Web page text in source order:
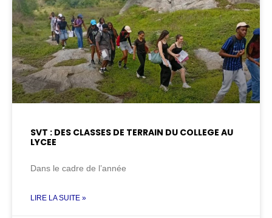
SVT : DES CLASSES DE TERRAIN DU COLLEGE AU
LYCEE
Dans le cadre de l’année
LIRE LA SUITE »